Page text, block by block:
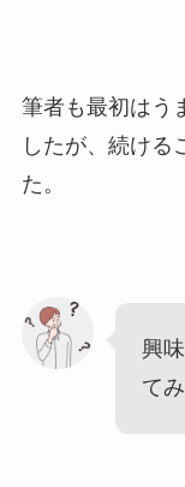
筆者も最初はう
したが、続ける
た。
興
て